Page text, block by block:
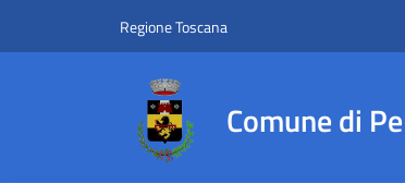
Regione ToscanaSlim top
Comune di